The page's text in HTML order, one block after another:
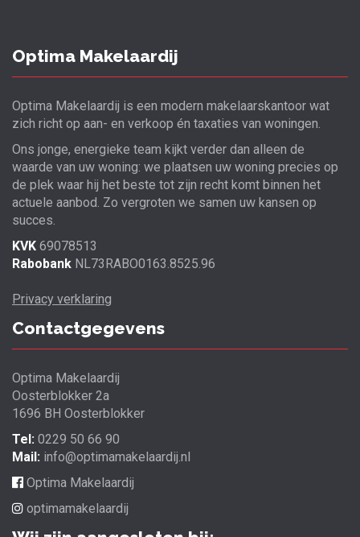
Optima Makelaardij
Optima Makelaardij is een modern makelaarskantoor wat
zich richt op aan- en verkoop én taxaties van woningen.
Ons jonge, energieke team kijkt verder dan alleen de
waarde van uw woning: we plaatsen uw woning precies op
de plek waar hij het beste tot zijn recht komt binnen het
actuele aanbod. Zo vergroten we samen uw kansen op
succes.
KVK 69078513
Rabobank NL73RABO0163.8525.96
Privacy verklaring
Contactgegevens
Optima Makelaardij
Oosterblokker 2a
1696 BH Oosterblokker
Tel: 0229 50 66 90
Mail: info@optimamakelaardij.nl
Optima Makelaardij
optimamakelaardij